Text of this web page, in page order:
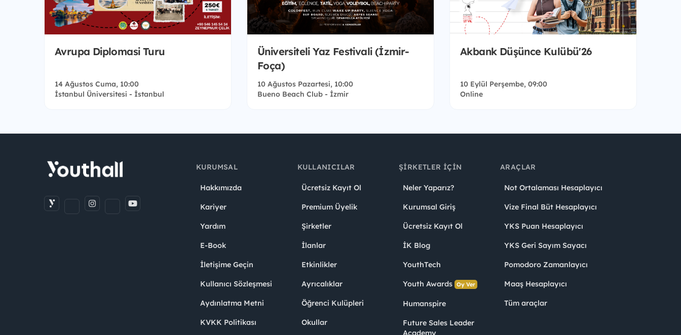
Avrupa Diplomasi Turu
14 Ağustos Cuma, 10:00
İstanbul Üniversitesi - İstanbul
Üniversiteli Yaz Festivali (İzmir-
Foça)
10 Ağustos Pazartesi, 10:00
Bueno Beach Club - İzmir
Akbank Düşünce Kulübü'26
10 Eylül Perşembe, 09:00
Online
KURUMSAL
Hakkımızda
Kariyer
Yardım
E-Book
İletişime Geçin
Kullanıcı Sözleşmesi
Aydınlatma Metni
KVKK Politikası
KULLANICILAR
Ücretsiz Kayıt Ol
Premium Üyelik
Şirketler
İlanlar
Etkinlikler
Ayrıcalıklar
Öğrenci Kulüpleri
Okullar
ŞIRKETLER İÇIN
Neler Yaparız?
Kurumsal Giriş
Ücretsiz Kayıt Ol
İK Blog
YouthTech
Youth Awards Oy Ver
Humanspire
Future Sales Leader
Academy
ARAÇLAR
Not Ortalaması Hesaplayıcı
Vize Final Büt Hesaplayıcı
YKS Puan Hesaplayıcı
YKS Geri Sayım Sayacı
Pomodoro Zamanlayıcı
Maaş Hesaplayıcı
Tüm araçlar